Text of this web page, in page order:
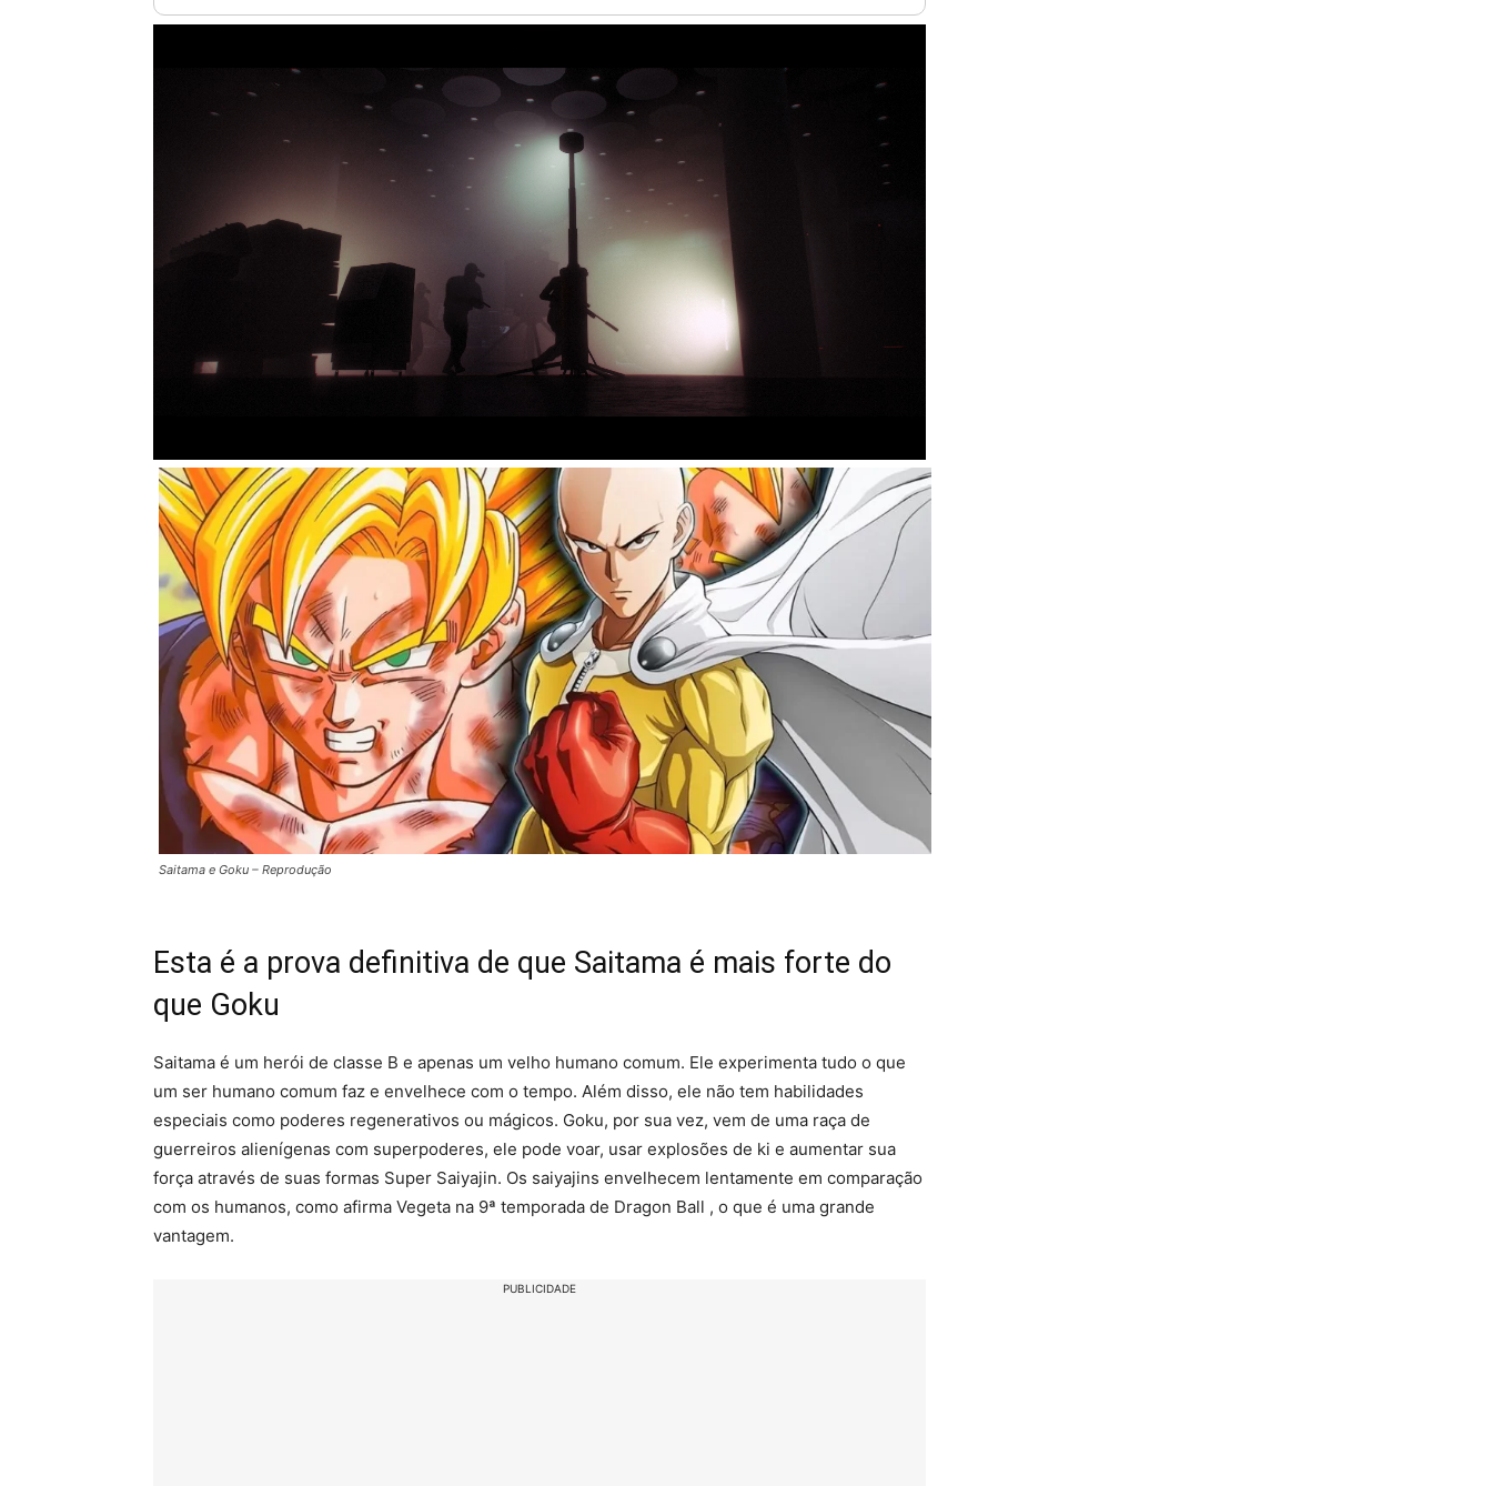
Saitama e Goku – Reprodução
Esta é a prova definitiva de que Saitama é mais forte do
que Goku
Saitama é um herói de classe B e apenas um velho humano comum. Ele experimenta tudo o que
um ser humano comum faz e envelhece com o tempo. Além disso, ele não tem habilidades
especiais como poderes regenerativos ou mágicos. Goku, por sua vez, vem de uma raça de
guerreiros alienígenas com superpoderes, ele pode voar, usar explosões de ki e aumentar sua
força através de suas formas Super Saiyajin. Os saiyajins envelhecem lentamente em comparação
com os humanos, como afirma Vegeta na 9ª temporada de Dragon Ball , o que é uma grande
vantagem.
PUBLICIDADE